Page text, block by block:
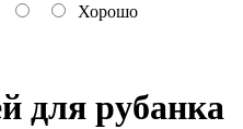
Хорошо
для рубанка